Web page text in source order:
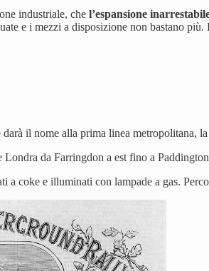
industriale, che l’espansione
e i mezzi a disposizione non bastano
darà il nome alla prima linea metropolitana, la
Londra da Farringdon a est fino a
a coke e illuminati con lampade a gas.